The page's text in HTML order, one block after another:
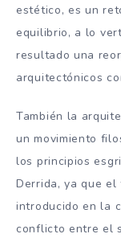
estético, es un
equilibrio, a lo
resultado una
arquitectónicos
También la
un movimiento
los principios
Derrida, ya que el
introducido en la
conflicto entre el